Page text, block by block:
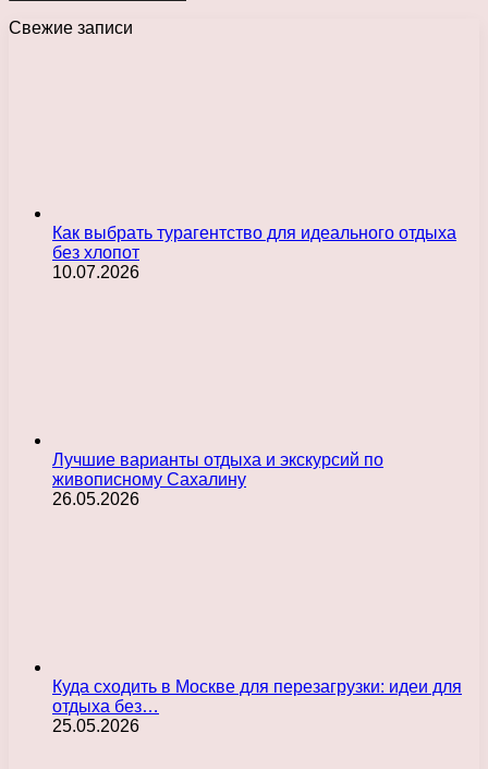
Свежие записи
Как выбрать турагентство для идеального отдыха
без хлопот
10.07.2026
Лучшие варианты отдыха и экскурсий по
живописному Сахалину
26.05.2026
Куда сходить в Москве для перезагрузки: идеи для
отдыха без…
25.05.2026